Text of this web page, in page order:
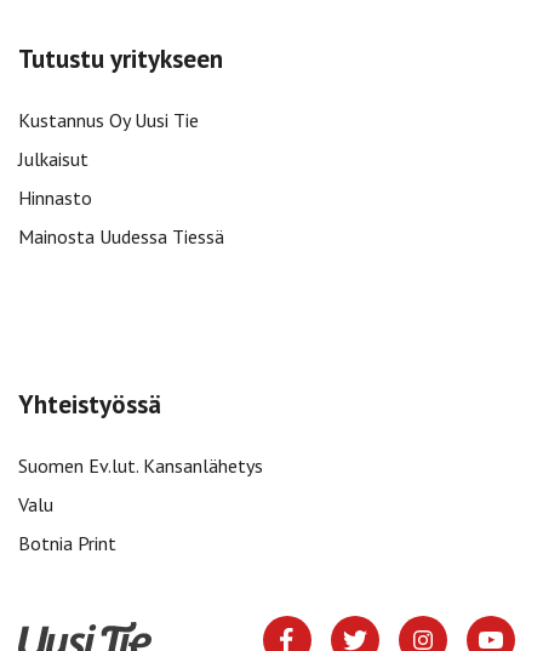
Tutustu yritykseen
Kustannus Oy Uusi Tie
Julkaisut
Hinnasto
Mainosta Uudessa Tiessä
Yhteistyössä
Suomen Ev.lut. Kansanlähetys
Valu
Botnia Print